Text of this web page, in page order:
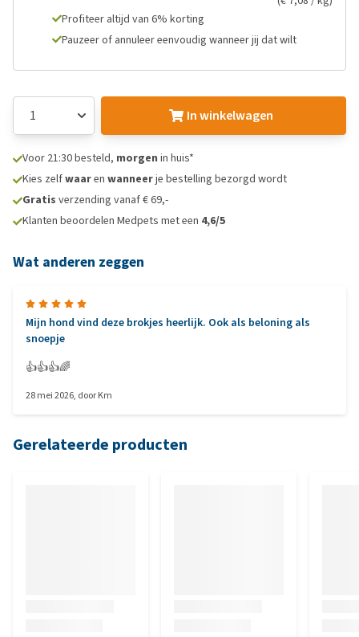
Profiteer altijd van 6% korting
Pauzeer of annuleer eenvoudig wanneer jij dat wilt
In winkelwagen
Voor 21:30 besteld, morgen in huis*
Kies zelfwaaren wanneerje bestelling bezorgd wordt
Gratis verzending vanaf € 69,-
Klanten beoordelen Medpets met een 4,6/5
Wat anderen zeggen
Mijn hond vind deze brokjes heerlijk. Ook als beloning als
snoepje
👍👍👍🌈
28 mei 2026, doorKm
Gerelateerde producten